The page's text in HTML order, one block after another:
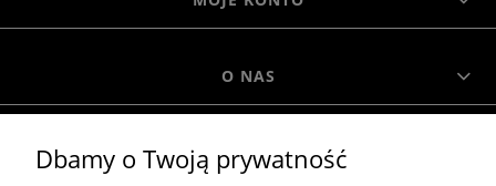
O NAS
MOROWO
Dbamy o Twoją prywatność